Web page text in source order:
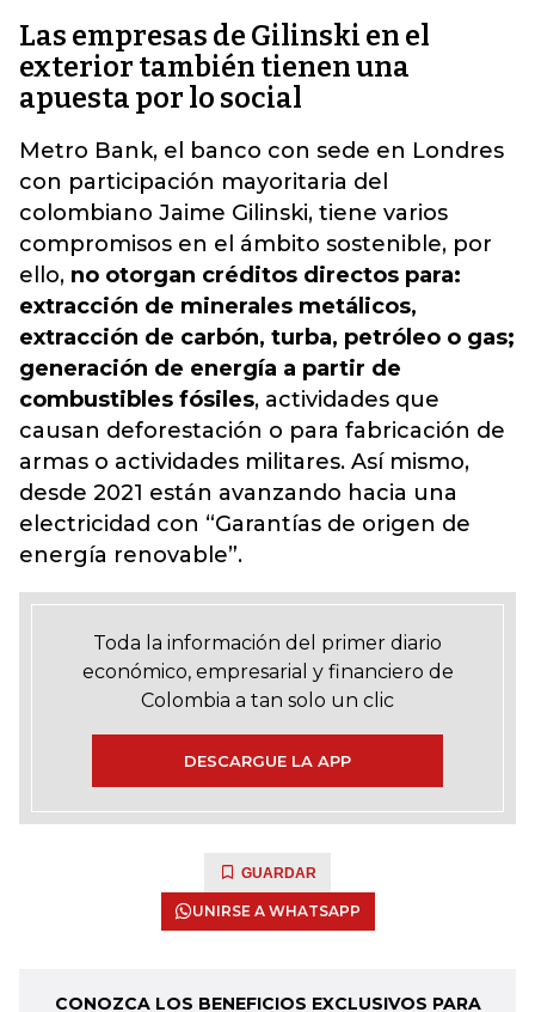
Las empresas de Gilinski en el
exterior también tienen una
apuesta por lo social
Metro Bank, el banco con sede en Londres
con participación mayoritaria del
colombiano Jaime Gilinski, tiene varios
compromisos en el ámbito sostenible, por
ello, no otorgan créditos directos para:
extracción de minerales metálicos,
extracción de carbón, turba, petróleo o gas;
generación de energía a partir de
combustibles fósiles, actividades que
causan deforestación o para fabricación de
armas o actividades militares. Así mismo,
desde 2021 están avanzando hacia una
electricidad con “Garantías de origen de
energía renovable”.
Toda la información del primer diario
económico, empresarial y financiero de
Colombia a tan solo un clic
DESCARGUE LA APP
GUARDAR
UNIRSE A WHATSAPP
CONOZCA LOS BENEFICIOS EXCLUSIVOS PARA